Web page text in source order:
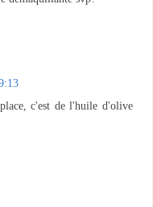
c'est de l'huile d'olive